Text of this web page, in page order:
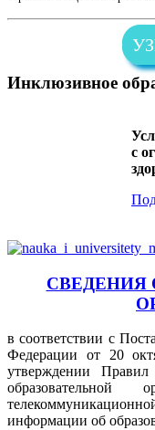
Инклюзивное
с
СВЕДЕНИЯ
в соответствии с
Федерации от 20
утверждении
образовательной
информации об